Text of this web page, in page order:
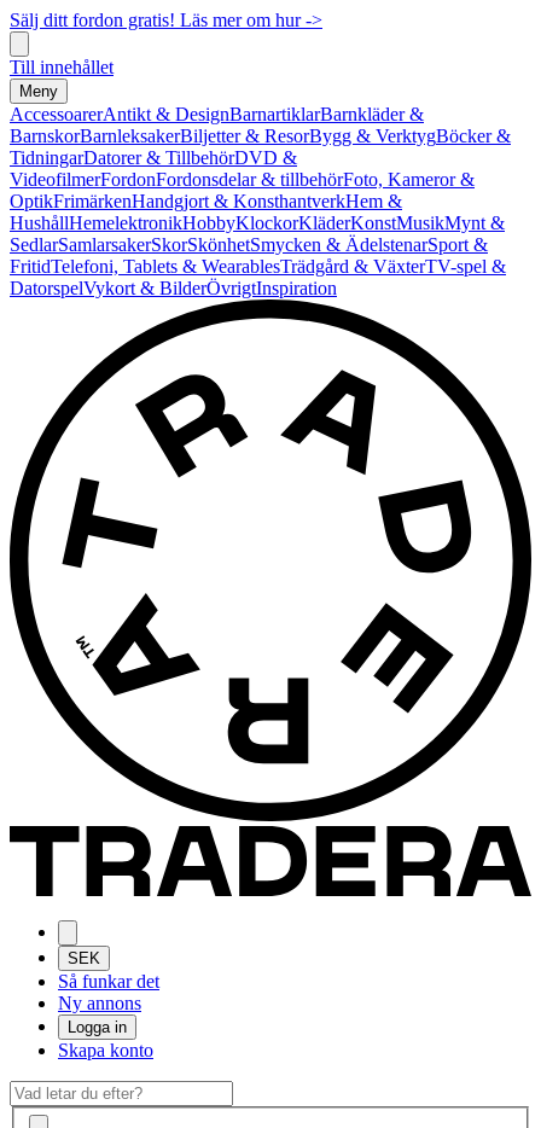
Sälj ditt fordon gratis! Läs mer om hur ->
Till innehållet
Meny
AccessoarerAntikt & DesignBarnartiklarBarnkläder &
BarnskorBarnleksakerBiljetter & ResorBygg & VerktygBöcker &
TidningarDatorer & TillbehörDVD &
VideofilmerFordonFordonsdelar & tillbehörFoto, Kameror &
OptikFrimärkenHandgjort & KonsthantverkHem &
HushållHemelektronikHobbyKlockorKläderKonstMusikMynt &
SedlarSamlarsakerSkorSkönhetSmycken & ÄdelstenarSport &
FritidTelefoni, Tablets & WearablesTrädgård & VäxterTV-spel &
DatorspelVykort & BilderÖvrigtInspiration
SEK
Så funkar det
Ny annons
Logga in
Skapa konto